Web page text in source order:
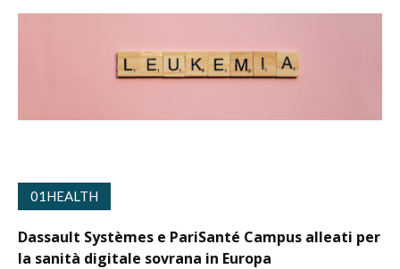
01HEALTH
Dassault Systèmes e PariSanté Campus alleati per
la sanità digitale sovrana in Europa